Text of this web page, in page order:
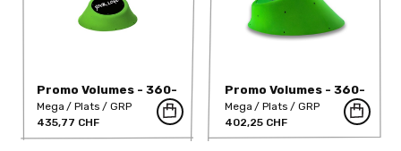
Promo Volumes - 360-
506
Mega Plats
GRP
435,77 CHF
Promo Volumes - 360-
505
Mega Plats
GRP
402,25 CHF